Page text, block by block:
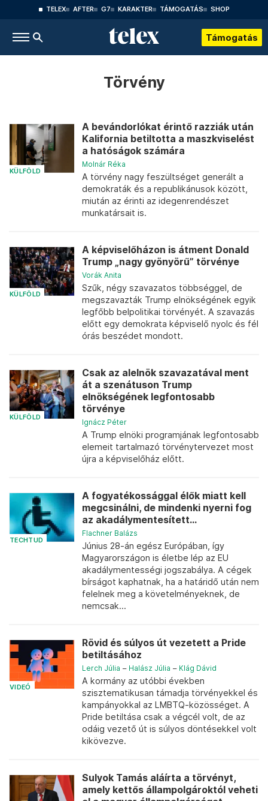
TELEX AFTER G7 KARAKTER TÁMOGATÁS SHOP
Támogatás
Törvény
KÜLFÖLD
A bevándorlókat érintő razziák után
Kalifornia betiltotta a maszkviselést
a hatóságok számára
Molnár Réka
A törvény nagy feszültséget generált a
demokraták és a republikánusok között,
miután az érinti az idegenrendészet
munkatársait is.
KÜLFÖLD
A képviselőházon is átment Donald
Trump „nagy gyönyörű” törvénye
Vorák Anita
Szűk, négy szavazatos többséggel, de
megszavazták Trump elnökségének egyik
legfőbb belpolitikai törvényét. A szavazás
előtt egy demokrata képviselő nyolc és fél
órás beszédet mondott.
KÜLFÖLD
Csak az alelnök szavazatával ment
át a szenátuson Trump
elnökségének legfontosabb
törvénye
Ignácz Péter
A Trump elnöki programjának legfontosabb
elemeit tartalmazó törvénytervezet most
újra a képviselőház előtt.
TECHTUD
A fogyatékossággal élők miatt kell
megcsinálni, de mindenki nyerni fog
az akadálymentesített...
Flachner Balázs
Június 28-án egész Európában, így
Magyarországon is életbe lép az EU
akadálymentességi jogszabálya. A cégek
bírságot kaphatnak, ha a határidő után nem
felelnek meg a követelményeknek, de
nemcsak...
VIDEÓ
Rövid és súlyos út vezetett a Pride
betiltásához
Lerch Júlia – Halász Júlia – Klág Dávid
A kormány az utóbbi években
szisztematikusan támadja törvényekkel és
kampányokkal az LMBTQ-közösséget. A
Pride betiltása csak a végcél volt, de az
odáig vezető út is súlyos döntésekkel volt
kikövezve.
Sulyok Tamás aláírta a törvényt,
amely kettős állampolgároktól veheti